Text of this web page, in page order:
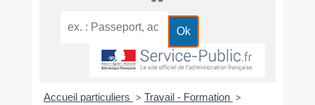
Accueil particuliers > Travail - Formation >